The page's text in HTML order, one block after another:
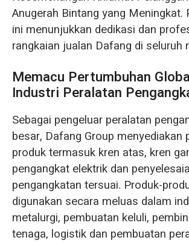
Anugerah Bintang yang Meningkat.
ini menunjukkan dedikasi dan
rangkaian jualan Dafang di seluruh
Memacu Pertumbuhan
Industri Peralatan
Sebagai pengeluar peralatan
besar, Dafang Group menyediakan
produk termasuk kren atas, kren
pengangkat elektrik dan
pengangkatan tersuai. Produk-
digunakan secara meluas dalam
metalurgi, pembuatan keluli,
tenaga, logistik dan pembuatan